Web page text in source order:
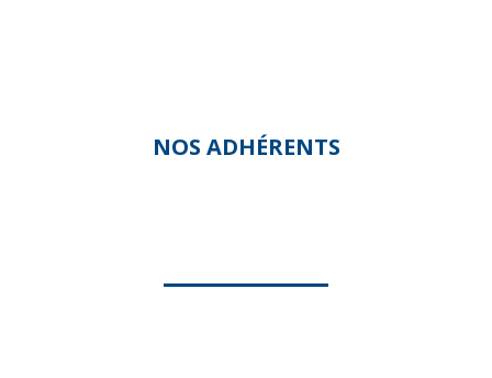
NOS ADHÉRENTS